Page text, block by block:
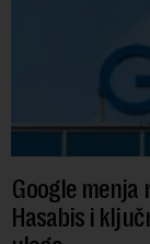
Google menja
Hasabis i